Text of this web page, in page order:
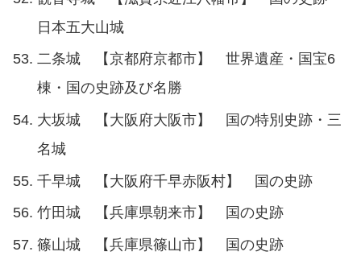
日本五大山城
二条城 【京都府京都市】 世界遺産・国宝6
棟・国の史跡及び名勝
大坂城 【大阪府大阪市】 国の特別史跡・三
名城
千早城 【大阪府千早赤阪村】 国の史跡
竹田城 【兵庫県朝来市】 国の史跡
篠山城 【兵庫県篠山市】 国の史跡